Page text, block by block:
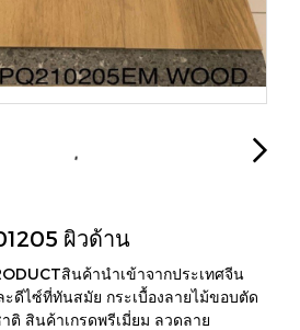
ผิวด้าน
สินค้านำเข้าจากประเทศจีน
ดีไซ์ที่ทันสมัย กระเบื้องลายไม้ขอบตัด
ติ สินค้าเกรดพรีเมี่ยม ลวดลาย